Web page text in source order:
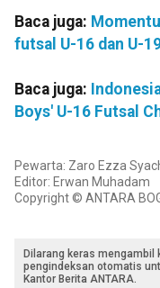
Baca juga:
futsal U-16 dan U-
Baca juga:
Boys' U-16 Futsal
Pewarta: Zaro Ezza
Editor: Erwan Muhadam
Copyright © ANTARA
Dilarang keras mengambil
pengindeksan otomatis
Kantor Berita ANTARA.